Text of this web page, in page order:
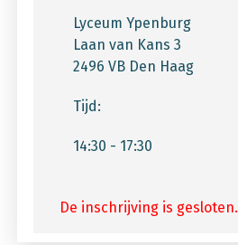
Lyceum Ypenburg
Laan van Kans 3
2496 VB Den Haag
Tijd:
14:30 - 17:30
De inschrijving is gesloten.